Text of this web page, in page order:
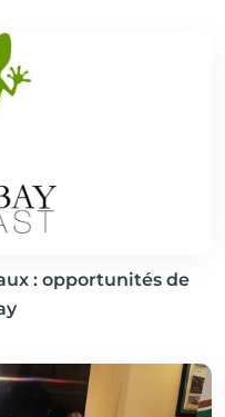
: opportunités de